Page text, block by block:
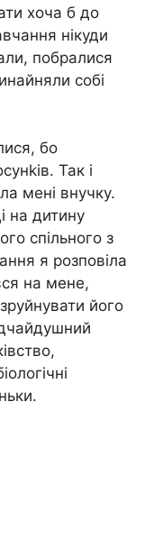
хоча б до
нікуди
побралися
собі
бо
Так і
мені внучку.
на дитину
спільного з
я розповіла
на мене,
його